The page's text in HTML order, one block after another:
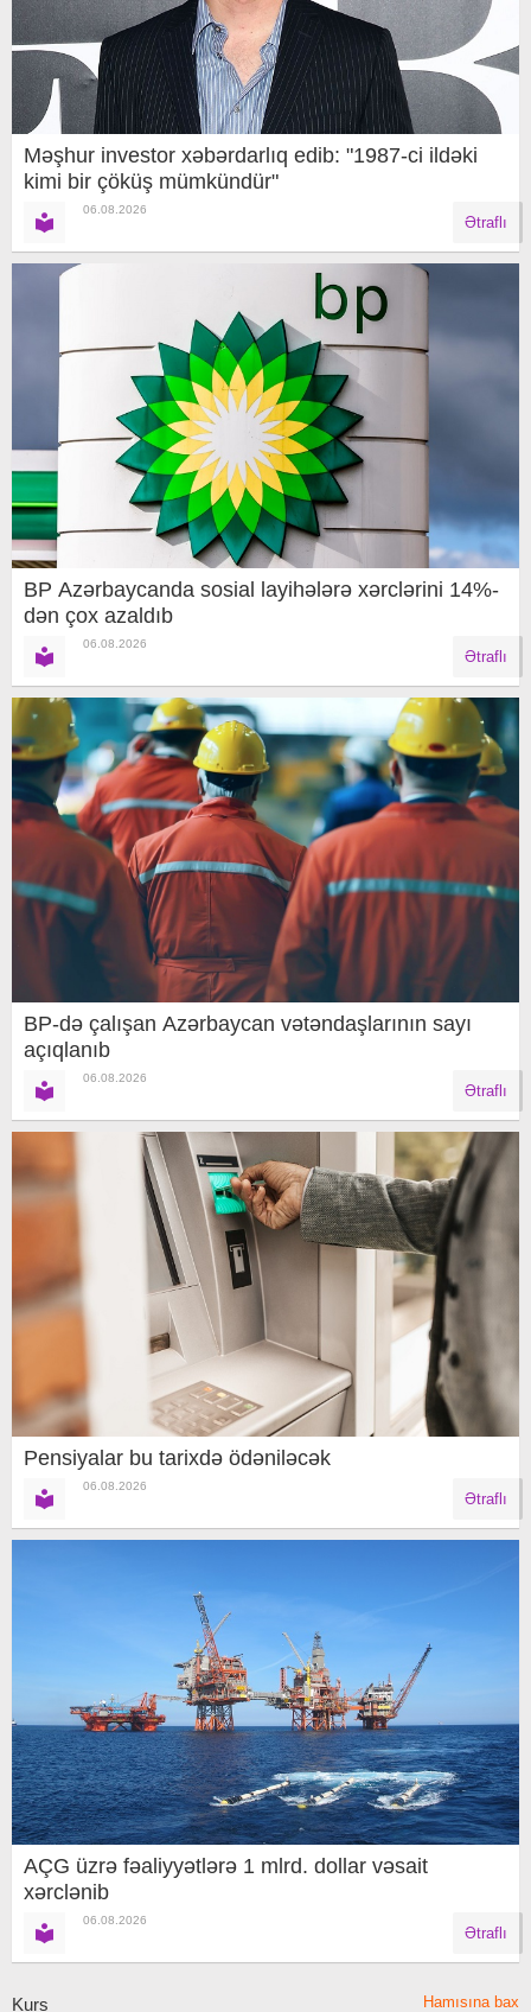
Məşhur investor xəbərdarlıq edib: "1987-ci ildəki
kimi bir çöküş mümkündür"
06.08.2026
Ətraflı
BP Azərbaycanda sosial layihələrə xərclərini 14%-
dən çox azaldıb
06.08.2026
Ətraflı
BP-də çalışan Azərbaycan vətəndaşlarının sayı
açıqlanıb
06.08.2026
Ətraflı
Pensiyalar bu tarixdə ödəniləcək
06.08.2026
Ətraflı
AÇG üzrə fəaliyyətlərə 1 mlrd. dollar vəsait
xərclənib
06.08.2026
Ətraflı
Kurs Hamısına bax